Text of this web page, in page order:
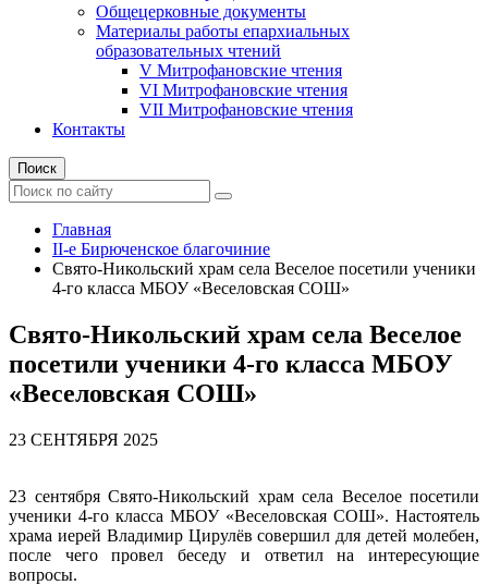
Общецерковные документы
Материалы работы епархиальных
образовательных чтений
V Митрофановские чтения
VI Митрофановские чтения
VII Митрофановские чтения
Контакты
Поиск
Главная
II-е Бирюченское благочиние
Свято-Никольский храм села Веселое посетили ученики
4-го класса МБОУ «Веселовская СОШ»
Свято-Никольский храм села Веселое
посетили ученики 4-го класса МБОУ
«Веселовская СОШ»
23 СЕНТЯБРЯ 2025
23 сентября Свято-Никольский храм села Веселое посетили
ученики 4-го класса МБОУ «Веселовская СОШ». Настоятель
храма иерей Владимир Цирулёв совершил для детей молебен,
после чего провел беседу и ответил на интересующие
вопросы.